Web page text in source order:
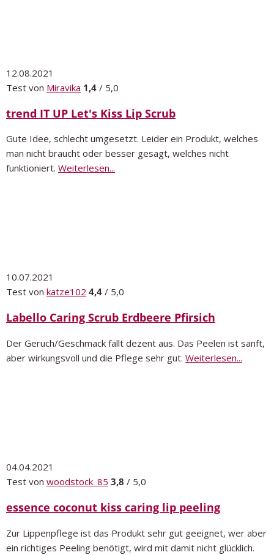
12.08.2021
Test von Miravika 1,4 / 5,0
trend IT UP Let's Kiss Lip Scrub
Gute Idee, schlecht umgesetzt. Leider ein Produkt, welches
man nicht braucht oder besser gesagt, welches nicht
funktioniert. Weiterlesen...
10.07.2021
Test von katze102 4,4 / 5,0
Labello Caring Scrub Erdbeere Pfirsich
Der Geruch/Geschmack fällt dezent aus. Das Peelen ist sanft,
aber wirkungsvoll und die Pflege sehr gut. Weiterlesen...
04.04.2021
Test von woodstock_85 3,8 / 5,0
essence coconut kiss caring lip peeling
Zur Lippenpflege ist das Produkt sehr gut geeignet, wer aber
ein richtiges Peeling benötigt, wird mit damit nicht glücklich.